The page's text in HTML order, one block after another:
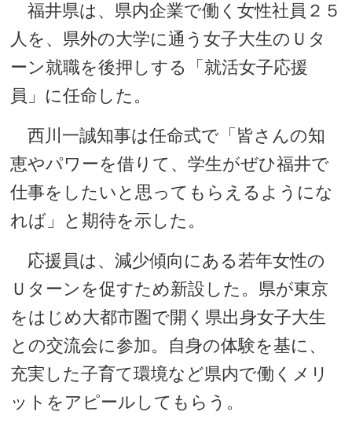
福井県は、県内企業で働く女性社員２５
人を、県外の大学に通う女子大生のＵタ
ーン就職を後押しする「就活女子応援
員」に任命した。
西川一誠知事は任命式で「皆さんの知
恵やパワーを借りて、学生がぜひ福井で
仕事をしたいと思ってもらえるようにな
れば」と期待を示した。
応援員は、減少傾向にある若年女性の
Ｕターンを促すため新設した。県が東京
をはじめ大都市圏で開く県出身女子大生
との交流会に参加。自身の体験を基に、
充実した子育て環境など県内で働くメリ
ットをアピールしてもらう。